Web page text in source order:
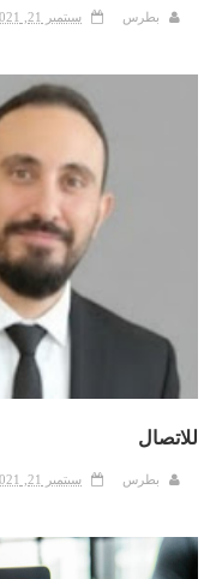
بطرس سبتمبر 21, 2021
للاتصال
بطرس سبتمبر 21, 2021